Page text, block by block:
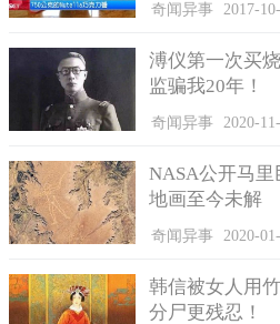
四、青藏铁路(1956公里)
青藏铁路拥有1956公里的长度
个高海拔，自然条件不好的地带，
工程和技术认证，它也为当地的人
奇闻异事 2017-
溥仪第一次买
监骗我20年！
奇闻异事 2020-
NASA公开马
地画至今未解
奇闻异事 2020-
韩信被女人用
分尸更残忍！